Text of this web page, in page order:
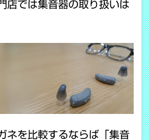
店では集音器の取り扱いは
ネを比較するならば「集音